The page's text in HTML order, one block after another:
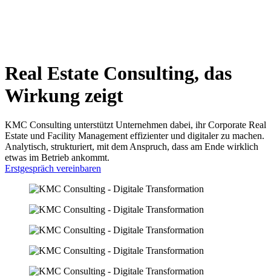
Real Estate Consulting, das
Wirkung zeigt
KMC Consulting unterstützt Unternehmen dabei, ihr Corporate Real
Estate und Facility Management effizienter und digitaler zu machen.
Analytisch, strukturiert, mit dem Anspruch, dass am Ende wirklich
etwas im Betrieb ankommt.
Erstgespräch vereinbaren